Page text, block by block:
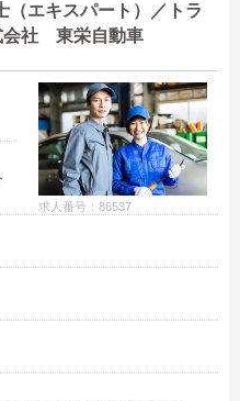
（エキスパート）／トラ
会社 東栄自動車
求人番号：86537